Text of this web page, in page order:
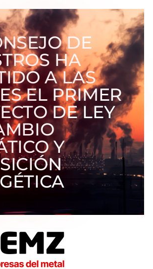
DE
HA
A LAS
EL PRIMER
DE LEY
Y